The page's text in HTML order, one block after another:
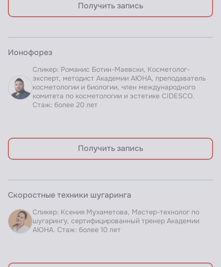
Получить запись
Ионофорез
Спикер: Романис Ботин-Маевски, Косметолог-
эксперт, методист Академии АЮНА, преподаватель
косметологии и биологии, член международного
комитета по косметологии и эстетике CIDESCO.
Стаж: более 20 лет
Получить запись
Скоростные техники шугаринга
Спикер: Ксения Мухаметова, Мастер-технолог по
шугарингу, сертифицированный тренер Академии
АЮНА. Стаж: более 10 лет